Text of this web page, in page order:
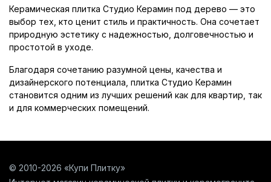
Керамическая плитка Студио Керамин под дерево — это
выбор тех, кто ценит стиль и практичность. Она сочетает
природную эстетику с надежностью, долговечностью и
простотой в уходе.
Благодаря сочетанию разумной цены, качества и
дизайнерского потенциала, плитка Студио Керамин
становится одним из лучших решений как для квартир, так
и для коммерческих помещений.
© 2010-2026 «Купи Плитку»